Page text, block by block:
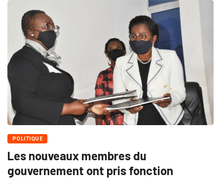
POLITIQUE
Les nouveaux membres du
gouvernement ont pris fonction